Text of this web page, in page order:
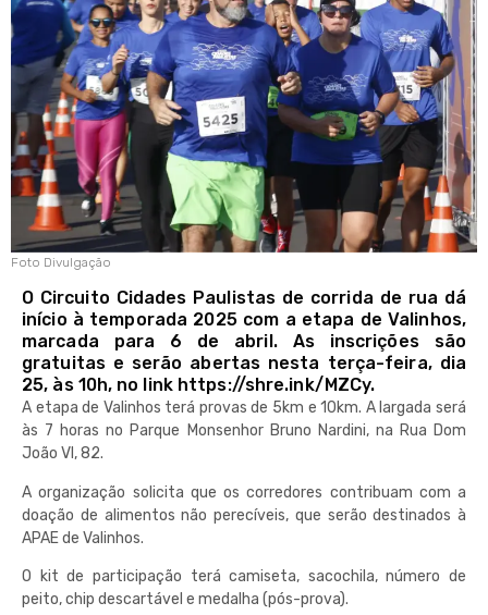
Foto Divulgação
O Circuito Cidades Paulistas de corrida de rua dá
início à temporada 2025 com a etapa de Valinhos,
marcada para 6 de abril. As inscrições são
gratuitas e serão abertas nesta terça-feira, dia
25, às 10h, no link https://shre.ink/MZCy.
A etapa de Valinhos terá provas de 5km e 10km. A largada será
às 7 horas no Parque Monsenhor Bruno Nardini, na Rua Dom
João VI, 82.
A organização solicita que os corredores contribuam com a
doação de alimentos não perecíveis, que serão destinados à
APAE de Valinhos.
O kit de participação terá camiseta, sacochila, número de
peito, chip descartável e medalha (pós-prova).